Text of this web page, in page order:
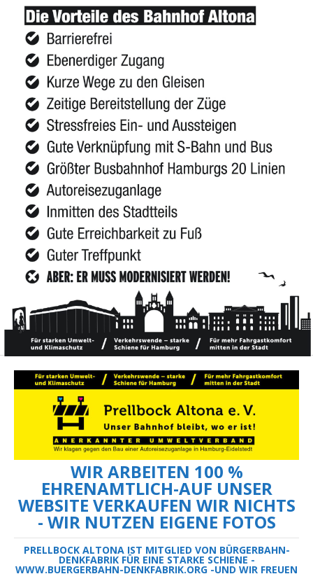
WIR ARBEITEN 100 %
EHRENAMTLICH-AUF UNSER
WEBSITE VERKAUFEN WIR NICHTS
- WIR NUTZEN EIGENE FOTOS
PRELLBOCK ALTONA IST MITGLIED VON BÜRGERBAHN-
DENKFABRIK FÜR EINE STARKE SCHIENE -
WWW.BUERGERBAHN-DENKFABRIK.ORG -UND WIR FREUEN